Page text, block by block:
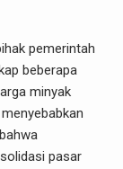
pemerintah
beberapa
minyak
pasar